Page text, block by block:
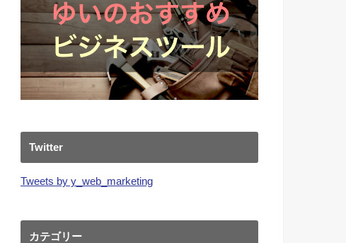
Twitter
Tweets by y_web_marketing
カテゴリー